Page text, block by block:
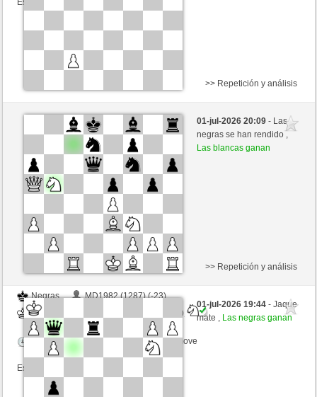
Esta partida es por puntos
Negras
KerlKerl (1422) (-16)
congcomayo (1419) (+16)
Tiempo: 10 minutes/side + 8 seconds/move
Esta partida es por puntos
>> Repetición y análisis
01-jul-2026 20:09- Las
negras se han rendido ,
Las blancas ganan
Negras
MD1982 (1287) (-23)
Blancas
congcomayo (1408) (+11)
Tiempo: 10 minutes/side + 8 seconds/move
Esta partida es por puntos
>> Repetición y análisis
01-jul-2026 19:44- Jaque
mate , Las negras ganan